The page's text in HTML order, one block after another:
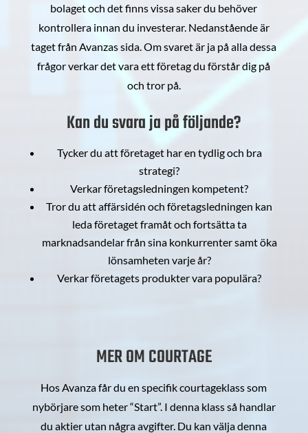
bolaget och det finns vissa saker du behöver
kontrollera innan du investerar. Nedanstående är
taget från Avanzas sida. Om svaret är ja på alla dessa
frågor verkar det vara ett företag du förstår dig på
och tror på.
Kan du svara ja på följande?
Tycker du att företaget har en tydlig och bra
strategi?
Verkar företagsledningen kompetent?
Tror du att affärsidén och företagsledningen kan
leda företaget framåt och fortsätta ta
marknadsandelar från sina konkurrenter samt öka
lönsamheten varje år?
Verkar företagets produkter vara populära?
MER OM COURTAGE
Hos Avanza får du en specifik courtageklass som
nybörjare som heter “Start”. I denna klass så handlar
du aktier utan några avgifter. Du kan välja denna